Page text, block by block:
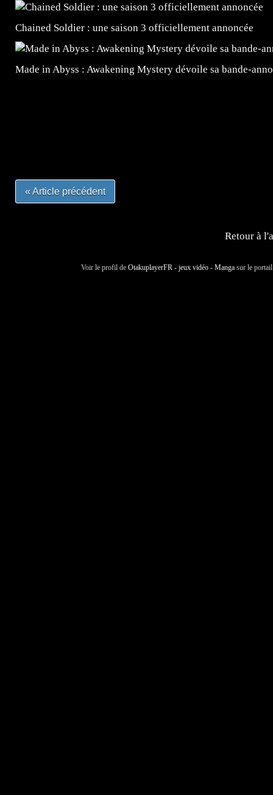
Chained Soldier : une saison 3 officiellement annoncée
Made in Abyss : Awakening Mystery dévoile sa bande-
« Article précédent
Retour à
Voir le profil de OtakuplayerFR - jeux vidéo - Manga sur le